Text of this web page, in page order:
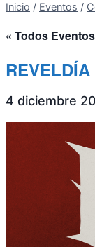
Inicio / Eventos /
« Todos Eventos
4 diciembre